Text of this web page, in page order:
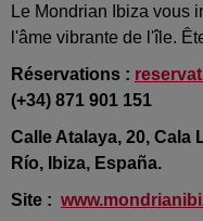
Le Mondrian Ibiza vous
l'âme vibrante de l'île.
Réservations :
(+34) 871 901 151
Calle Atalaya, 20, Cala
Río, Ibiza, España.
Site :